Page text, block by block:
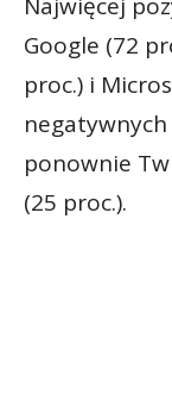
Google (72
proc.) i
ponownie
(25 proc.).